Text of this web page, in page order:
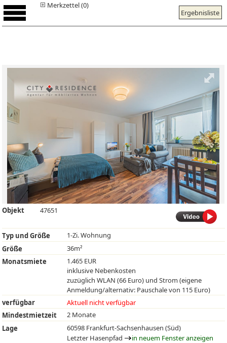
Ergebnisliste
Merkzettel (0)
Objekt 47651
Typ und Größe
1-Zi. Wohnung
Größe
36m²
Monatsmiete
1.465 EUR
inklusive Nebenkosten
zuzüglich WLAN (66 Euro) und Strom (eigene
Anmeldung/alternativ: Pauschale von 115 Euro)
verfügbar
Aktuell nicht verfügbar
Mindestmietzeit
2 Monate
Lage
60598 Frankfurt-Sachsenhausen (Süd)
Letzter Hasenpfad
in neuem Fenster anzeigen